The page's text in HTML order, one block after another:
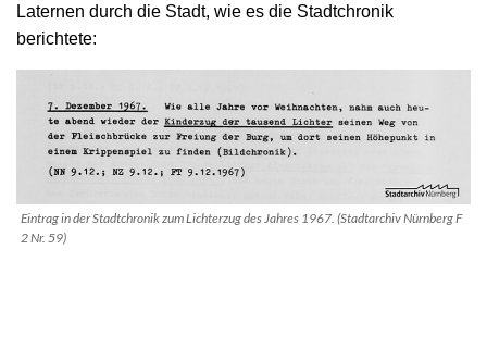
Laternen durch die Stadt, wie es die Stadtchronik
berichtete:
Eintrag in der Stadtchronik zum Lichterzug des Jahres 1967. (Stadtarchiv Nürnberg F
2 Nr. 59)